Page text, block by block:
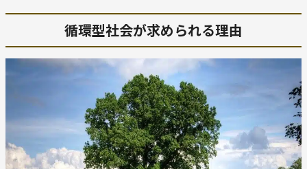
循環型社会が求められる理由